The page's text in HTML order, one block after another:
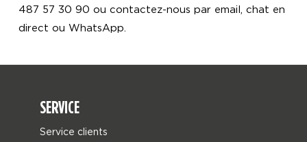
487 57 30 90 ou contactez-nous par email, chat en
direct ou WhatsApp.
SERVICE
Service clients